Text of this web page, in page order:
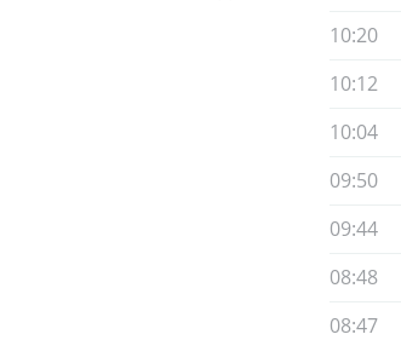
10:20
10:12
10:04
09:50
09:44
08:48
08:47